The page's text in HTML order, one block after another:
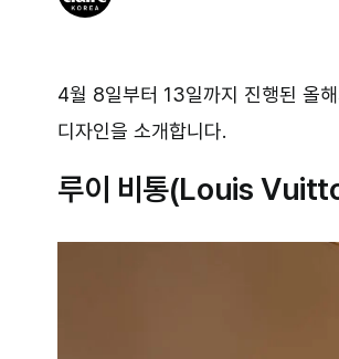
4월 8일부터 13일까지 진행된 올
디자인을 소개합니다.
루이 비통(Louis